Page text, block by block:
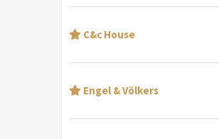
C&c House
Engel & Völkers